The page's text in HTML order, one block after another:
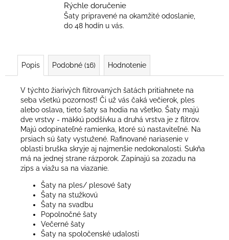
Rýchle doručenie
Šaty pripravené na okamžité odoslanie,
do 48 hodín u vás.
Popis Podobné (16) Hodnotenie
V týchto žiarivých flitrovaných šatách pritiahnete na
seba všetkú pozornosť! Či už vás čaká večierok, ples
alebo oslava, tieto šaty sa hodia na všetko. Šaty majú
dve vrstvy - mäkkú podšívku a druhá vrstva je z flitrov.
Majú odopínateľné ramienka, ktoré sú nastaviteľné. Na
prsiach sú šaty vystužené. Rafinované nariasenie v
oblasti bruška skryje aj najmenšie nedokonalosti. Sukňa
má na jednej strane rázporok. Zapínajú sa zozadu na
zips a viažu sa na viazanie.
Šaty na ples/ plesové šaty
Šaty na stužkovú
Šaty na svadbu
Popolnočné šaty
Večerné šaty
Šaty na spoločenské udalosti